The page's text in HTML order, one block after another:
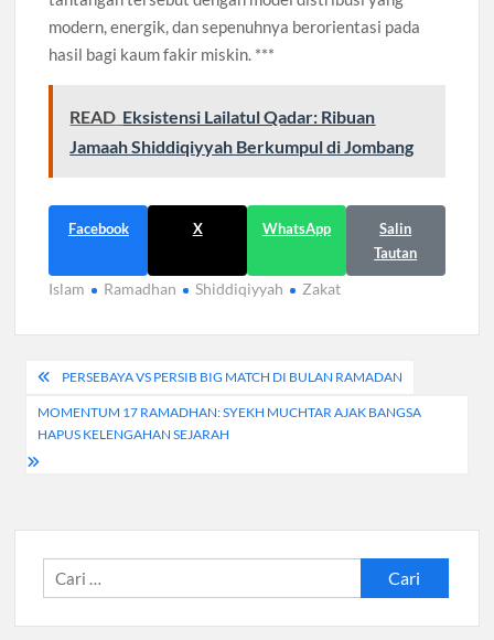
modern, energik, dan sepenuhnya berorientasi pada
hasil bagi kaum fakir miskin. ***
READ Eksistensi Lailatul Qadar: Ribuan
Jamaah Shiddiqiyyah Berkumpul di Jombang
Facebook X WhatsApp
Salin
Tautan
Islam Ramadhan Shiddiqiyyah Zakat
Navigasi
pos
PERSEBAYA VS PERSIB BIG MATCH DI BULAN RAMADAN
MOMENTUM 17 RAMADHAN: SYEKH MUCHTAR AJAK BANGSA
HAPUS KELENGAHAN SEJARAH
Cari
untuk: